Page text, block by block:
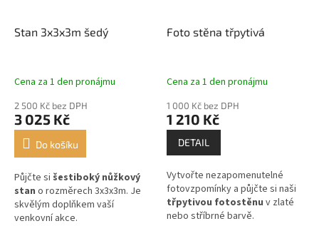
Stan 3x3x3m šedý
Cena za 1 den pronájmu
2 500 Kč bez DPH
3 025 Kč
Do košíku
Půjčte si šestiboký nůžkový
stan o rozměrech 3x3x3m. Je
skvělým doplňkem vaší
venkovní akce.
Foto stěna třpytivá
Cena za 1 den pronájmu
1 000 Kč bez DPH
1 210 Kč
DETAIL
Vytvořte nezapomenutelné
fotovzpomínky a půjčte si naši
třpytivou fotostěnu v zlaté
nebo stříbrné barvě.